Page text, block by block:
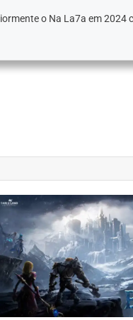
o Na La7a em